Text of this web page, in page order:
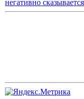
негативно